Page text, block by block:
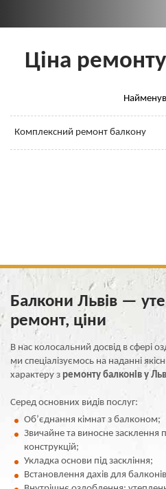
Ціна
Комплексний ремонт балкону
Балкони Львів —
ремонт, ціни
В нас колосальний досвід в сфері
ми спеціалізуємось на наданні
характеру з ремонту балконів у
Серед основних видів послуг:
Об’єднання кімнат з балконом;
Звичайне та виносне засклення
конструкцій;
Укладка основи під заскління;
Встановлення дахів для